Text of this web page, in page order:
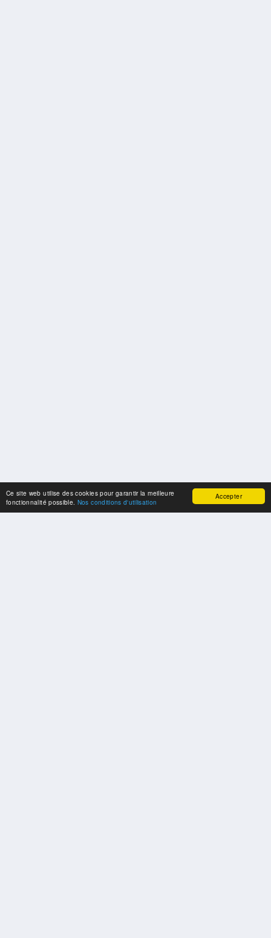
Accepter
Ce site web utilise des cookies pour garantir la meilleure
fonctionnalité possible. Nos conditions d'utilisation